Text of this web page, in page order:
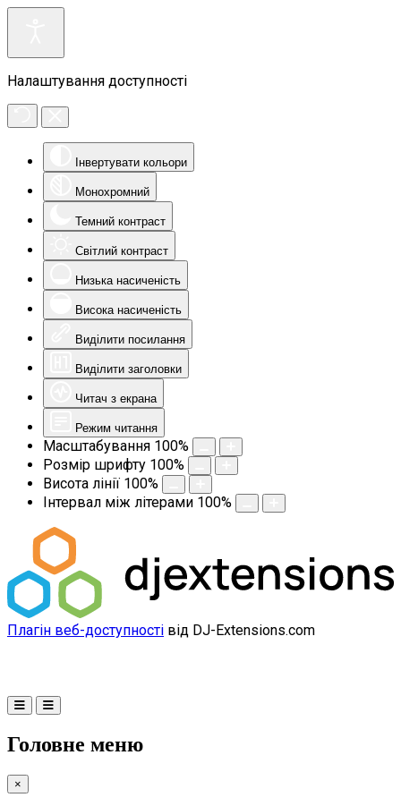
Налаштування доступності
Інвертувати кольори
Монохромний
Темний контраст
Світлий контраст
Низька насиченість
Висока насиченість
Виділити посилання
Виділити заголовки
Читач з екрана
Режим читання
Масштабування 100%
Розмір шрифту 100%
Висота лінії 100%
Інтервал між літерами 100%
Плагін веб-доступності від DJ-Extensions.com
Головне меню
×